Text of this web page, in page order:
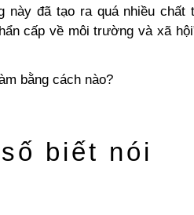
này đã tạo ra quá nhiều chất
cấp về môi trường và xã
bằng cách nào?
biết nói